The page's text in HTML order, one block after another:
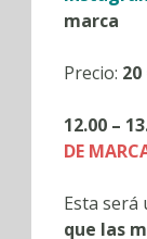
marca
Precio: 20
12.00 –
DE
Esta será
que las